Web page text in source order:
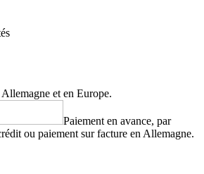
et en Europe.
Paiement en avance, par
ou paiement sur facture en Allemagne.